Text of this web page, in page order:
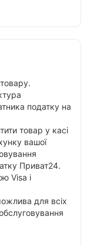
податку на
товар у касі
вашої
Приват24.
Visa і
для всіх